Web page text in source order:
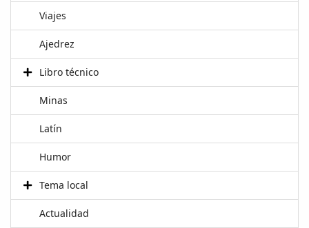
Viajes
Ajedrez
Libro técnico
Minas
Latín
Humor
Tema local
Actualidad